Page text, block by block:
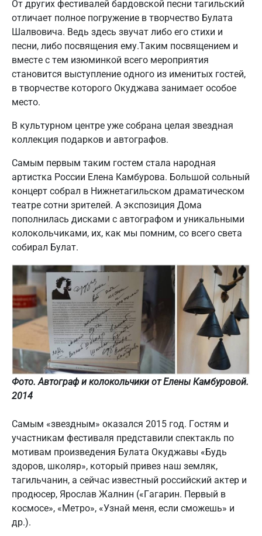
От других фестивалей бардовской песни тагильский
отличает полное погружение в творчество Булата
Шалвовича. Ведь здесь звучат либо его стихи и
песни, либо посвящения ему.Таким посвящением и
вместе с тем изюминкой всего мероприятия
становится выступление одного из именитых гостей,
в творчестве которого Окуджава занимает особое
место.
В культурном центре уже собрана целая звездная
коллекция подарков и автографов.
Самым первым таким гостем стала народная
артистка России Елена Камбурова. Большой сольный
концерт собрал в Нижнетагильском драматическом
театре сотни зрителей. А экспозиция Дома
пополнилась дисками с автографом и уникальными
колокольчиками, их, как мы помним, со всего света
собирал Булат.
Фото. Автограф и колокольчики от Елены Камбуровой.
2014
Самым «звездным» оказался 2015 год. Гостям и
участникам фестиваля представили спектакль по
мотивам произведения Булата Окуджавы «Будь
здоров, школяр», который привез наш земляк,
тагильчанин, а сейчас известный российский актер и
продюсер, Ярослав Жалнин («Гагарин. Первый в
космосе», «Метро», «Узнай меня, если сможешь» и
др.).